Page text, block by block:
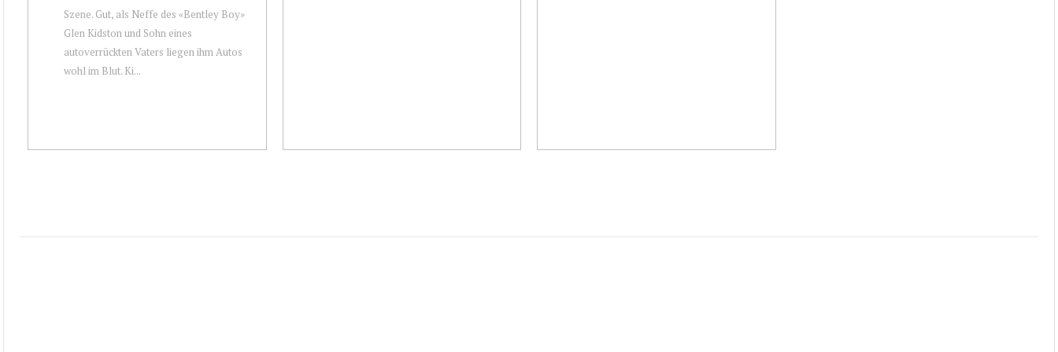
Szene. Gut, als Neffe des «Bentley Boy»
Glen Kidston und Sohn eines
autoverrückten Vaters liegen ihm Autos
wohl im Blut. Ki...